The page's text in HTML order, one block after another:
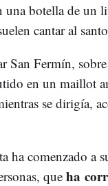
botella de un
cantar al
San Fermín,
en un maillot
se dirigía,
ha comenzado a
que ha